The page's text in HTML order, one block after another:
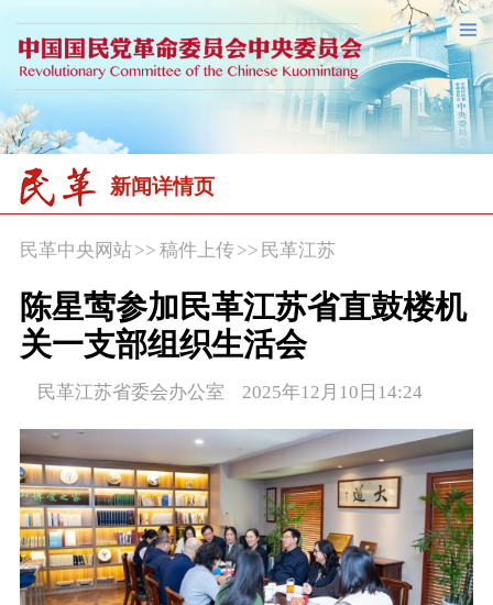
新闻详情页
民革中央网站>> 稿件上传 >> 民革江苏
陈星莺参加民革江苏省直鼓楼机
关一支部组织生活会
民革江苏省委会办公室 2025年12月10日14:24